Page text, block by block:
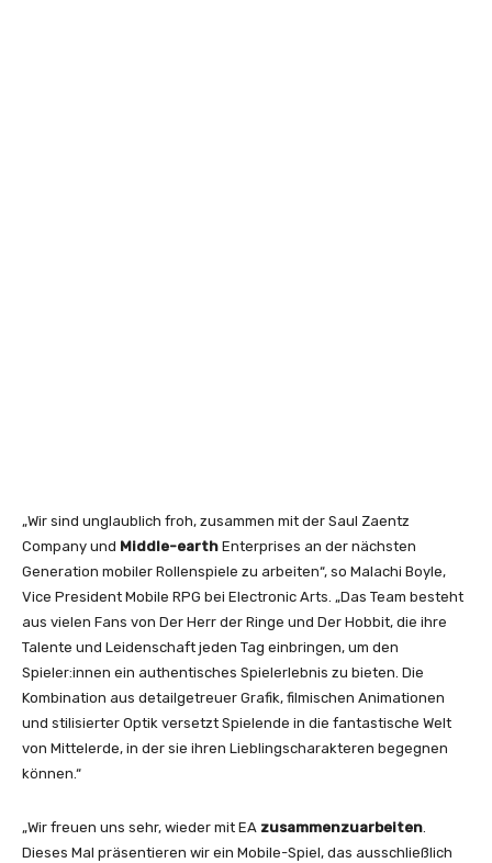
„Wir sind unglaublich froh, zusammen mit der Saul Zaentz
Company und Middle-earth Enterprises an der nächsten
Generation mobiler Rollenspiele zu arbeiten“, so Malachi Boyle,
Vice President Mobile RPG bei Electronic Arts. „Das Team besteht
aus vielen Fans von Der Herr der Ringe und Der Hobbit, die ihre
Talente und Leidenschaft jeden Tag einbringen, um den
Spieler:innen ein authentisches Spielerlebnis zu bieten. Die
Kombination aus detailgetreuer Grafik, filmischen Animationen
und stilisierter Optik versetzt Spielende in die fantastische Welt
von Mittelerde, in der sie ihren Lieblingscharakteren begegnen
können.“
„Wir freuen uns sehr, wieder mit EA zusammenzuarbeiten.
Dieses Mal präsentieren wir ein Mobile-Spiel, das ausschließlich